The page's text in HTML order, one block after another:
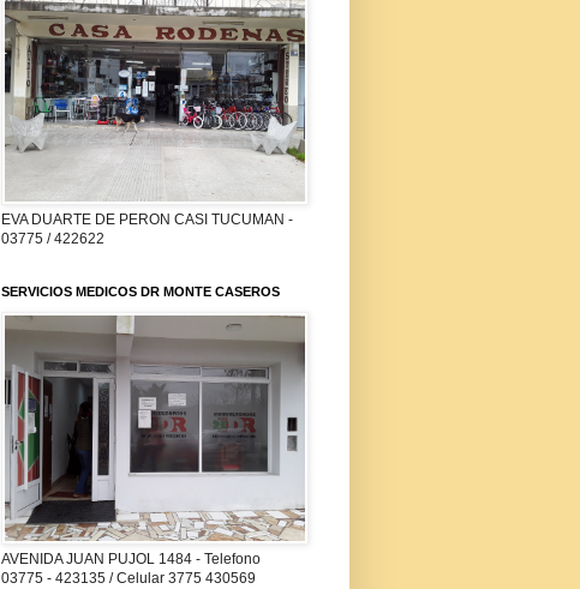
EVA DUARTE DE PERON CASI TUCUMAN -
03775 / 422622
SERVICIOS MEDICOS DR MONTE CASEROS
AVENIDA JUAN PUJOL 1484 - Telefono
03775 - 423135 / Celular 3775 430569